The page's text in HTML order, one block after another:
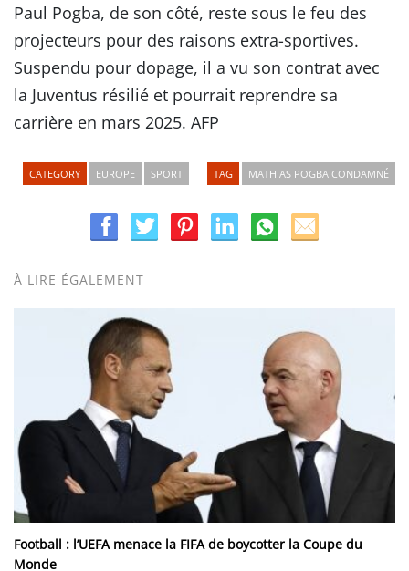
Paul Pogba, de son côté, reste sous le feu des
projecteurs pour des raisons extra-sportives.
Suspendu pour dopage, il a vu son contrat avec
la Juventus résilié et pourrait reprendre sa
carrière en mars 2025. AFP
CATEGORY EUROPE SPORT TAG MATHIAS POGBA CONDAMNÉ
À LIRE ÉGALEMENT
Football : l’UEFA menace la FIFA de boycotter la Coupe du
Monde